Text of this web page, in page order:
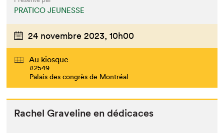
PRATICO JEUNESSE
24 novembre 2023, 10h00
Au kiosque
#2549
Palais des congrès de Montréal
Rachel Grav­e­line en dédicaces